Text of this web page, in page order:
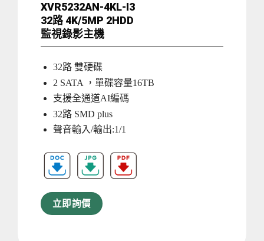
XVR5232AN-4KL-I3
32路 4K/5MP 2HDD
監視錄影主機
32路 雙硬碟
2 SATA ，單碟容量16TB
支援全通道AI編碼
32路 SMD plus
聲音輸入/輸出:1/1
立即詢價